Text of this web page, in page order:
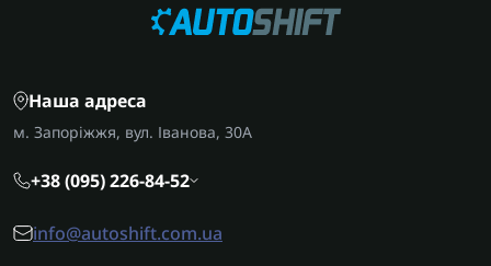
Наша адреса
м. Запоріжжя, вул. Іванова, 30А
+38 (095) 226-84-52
info@autoshift.com.ua